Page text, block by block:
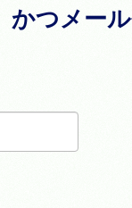
つメー